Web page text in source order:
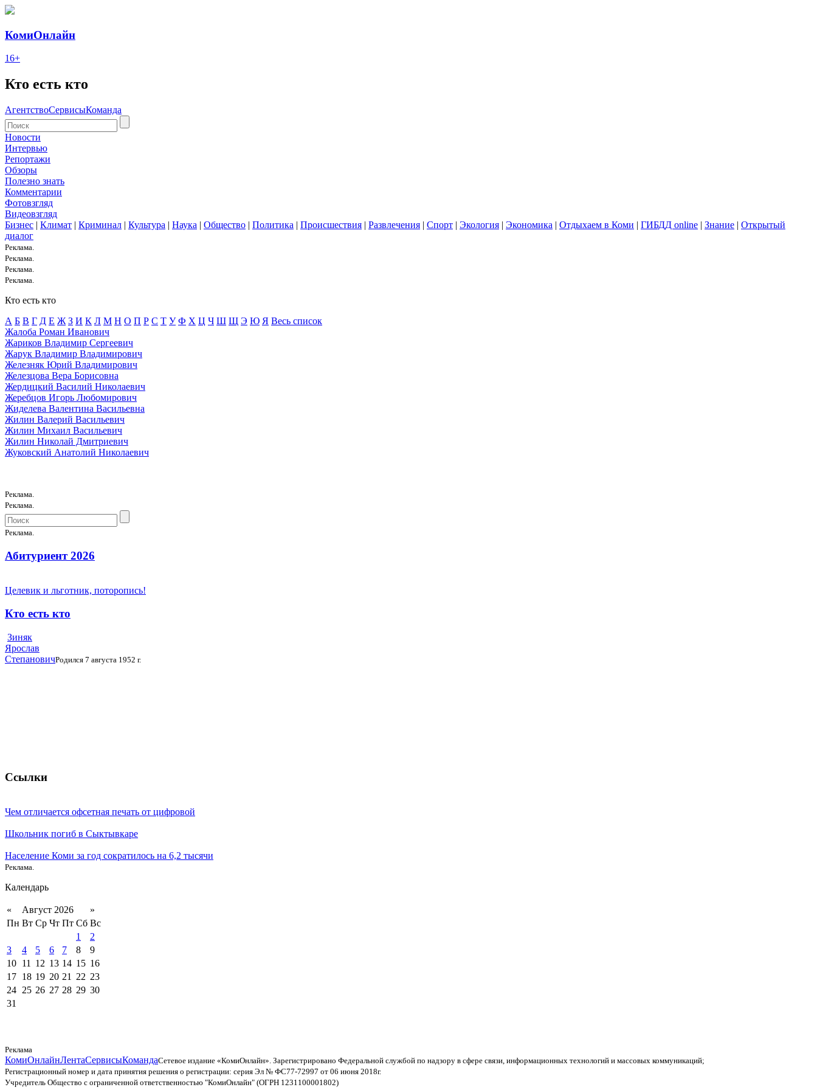
КомиОнлайн
16+
Кто есть кто
АгентствоСервисыКоманда
Новости
Интервью
Репортажи
Обзоры
Полезно знать
Комментарии
Фотовзгляд
Видеовзгляд
Бизнес | Климат | Криминал | Культура | Наука | Общество | Политика | Происшествия | Развлечения | Спорт | Экология | Экономика | Отдыхаем в Коми | ГИБДД online | Знание | Открытый
диалог
Реклама.
Реклама.
Реклама.
Реклама.
Кто есть кто
А Б В Г Д E Ж З И К Л М Н О П Р С Т У Ф Х Ц Ч Ш Щ Э Ю Я Весь список
Жалоба Роман Иванович
Жариков Владимир Сергеевич
Жарук Владимир Владимирович
Железняк Юрий Владимирович
Железцова Вера Борисовна
Жердицкий Василий Николаевич
Жеребцов Игорь Любомирович
Жиделева Валентина Васильевна
Жилин Валерий Васильевич
Жилин Михаил Васильевич
Жилин Николай Дмитриевич
Жуковский Анатолий Николаевич
Реклама.
Реклама.
Реклама.
Абитуриент 2026
Целевик и льготник, поторопись!
Кто есть кто
Зиняк
Ярослав
СтепановичРодился 7 августа 1952 г.
Ссылки
Чем отличается офсетная печать от цифровой
Школьник погиб в Сыктывкаре
Население Коми за год сократилось на 6,2 тысячи
Реклама.
Календарь
« Август 2026
»
Пн Вт Ср Чт Пт Сб Вс
1
2
3
4 5 6 7 8
9
10 11 12 13 14 15 16
17 18 19 20 21 22 23
24 25 26 27 28 29 30
31
Реклама
КомиОнлайнЛентаСервисыКомандаСетевое издание «КомиОнлайн». Зарегистрировано Федеральной службой по надзору в сфере связи, информационных технологий и массовых коммуникаций;
Регистрационный номер и дата принятия решения о регистрации: серия Эл № ФС77-72997 от 06 июня 2018г.
Учредитель Общество с ограниченной ответственностью "КомиОнлайн" (ОГРН 1231100001802)